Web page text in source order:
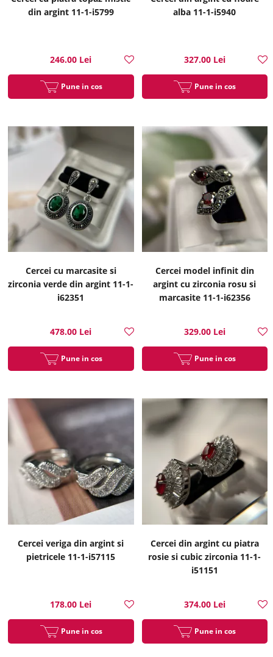
din argint 11-1-i5799
246.00 Lei
Pune in cos
alba 11-1-i5940
327.00 Lei
Pune in cos
Cercei cu marcasite si
zirconia verde din argint 11-1-
i62351
478.00 Lei
Pune in cos
Cercei model infinit din
argint cu zirconia rosu si
marcasite 11-1-i62356
329.00 Lei
Pune in cos
Cercei veriga din argint si
pietricele 11-1-i57115
178.00 Lei
Pune in cos
Cercei din argint cu piatra
rosie si cubic zirconia 11-1-
i51151
374.00 Lei
Pune in cos